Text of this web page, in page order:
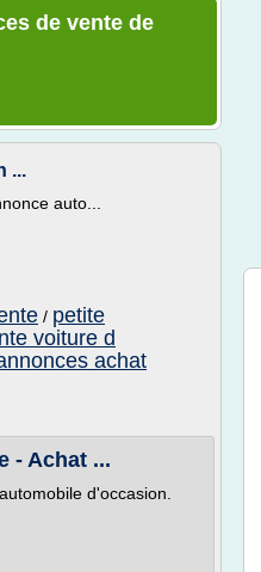
de vente de
...
auto...
/ petite
voiture d
achat
- Achat ...
d'occasion.